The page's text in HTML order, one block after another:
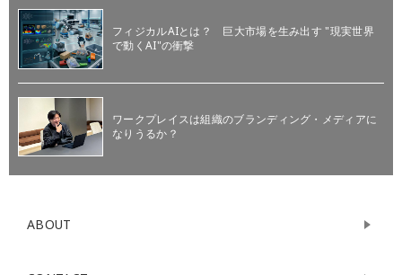
フィジカルAIとは？ 巨大市場を生み出す "現実世界
で動くAI"の衝撃
ワークプレイスは組織のブランディング・メディアに
なりうるか？
ABOUT